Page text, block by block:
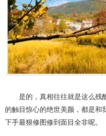
是的，真相往往就是这么残
的触目惊心的绝世美颜，都是和
下手最狠修图修到面目全非呢。